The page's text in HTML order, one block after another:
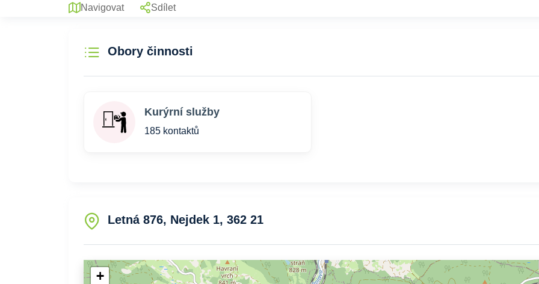
Navigovat Sdílet
Obory činnosti
Kurýrní služby
185 kontaktů
Letná 876, Nejdek 1, 362 21
+